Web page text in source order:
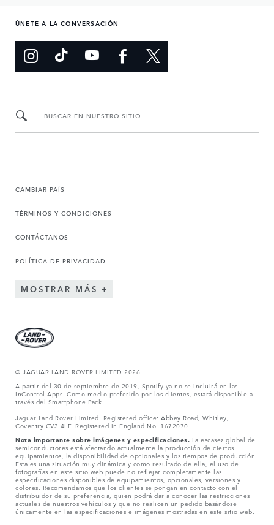
ÚNETE A LA CONVERSACIÓN
BUSCAR EN NUESTRO SITIO
CAMBIAR PAÍS
TÉRMINOS Y CONDICIONES
CONTÁCTANOS
POLÍTICA DE PRIVACIDAD
MOSTRAR MÁS
© JAGUAR LAND ROVER LIMITED 2026
A partir del 30 de septiembre de 2019, Spotify ya no se incluirá en las
InControl Apps. Como medio preferido por los clientes, estará disponible a
través del Smartphone Pack.
Jaguar Land Rover Limited: Registered office: Abbey Road, Whitley,
Coventry CV3 4LF. Registered in England No: 1672070
Nota importante sobre imágenes y especificaciones. La escasez global de
semiconductores está afectando actualmente la producción de ciertos
equipamientos, la disponibilidad de opcionales y los tiempos de producción.
Esta es una situación muy dinámica y como resultado de ella, el uso de
fotografías en este sitio web puede no reflejar completamente las
especificaciones disponibles de equipamientos, opcionales, versiones y
colores. Recomendamos que los clientes se pongan en contacto con el
distribuidor de su preferencia, quien podrá dar a conocer las restricciones
actuales de nuestros vehículos y que no realicen un pedido basándose
únicamente en las especificaciones e imágenes mostradas en este sitio web.